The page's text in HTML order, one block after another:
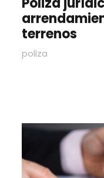
terrenos
poliza